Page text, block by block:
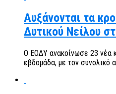
Αυξάνονται τα
Δυτικού Νείλου
Ο ΕΟΔΥ ανακοίνωσε 23 νέα
εβδομάδα, με τον συνολικό